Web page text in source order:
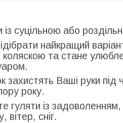
суцільною або
найкращий
та стане
Ваші руки під
року.
із задоволенням,
вітер, сніг.